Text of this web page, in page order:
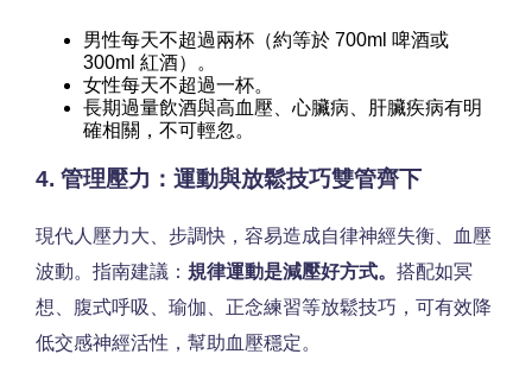
男性每天不超過兩杯（約等於 700ml 啤酒或
300ml 紅酒）。
女性每天不超過一杯。
長期過量飲酒與高血壓、心臟病、肝臟疾病有明
確相關，不可輕忽。
4. 管理壓力：運動與放鬆技巧雙管齊下
現代人壓力大、步調快，容易造成自律神經失衡、血壓
波動。指南建議： 規律運動是減壓好方式。 搭配如冥
想、腹式呼吸、瑜伽、正念練習等放鬆技巧，可有效降
低交感神經活性，幫助血壓穩定。